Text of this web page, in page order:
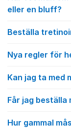
eller en bluff?
Beställa
Nya regler för
Kan jag ta med
Får jag
Hur gammal